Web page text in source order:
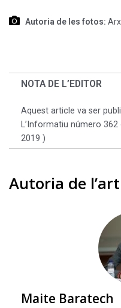
Autoria de les fotos:
NOTA DE L’EDITOR
Aquest article va ser
L’Informatiu número
2019 )
Autoria de
Maite Baratech